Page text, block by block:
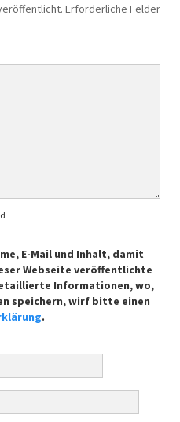
Erforderliche Felder
E-Mail und Inhalt, damit
Webseite veröffentlichte
Informationen, wo,
speichern, wirf bitte einen
.